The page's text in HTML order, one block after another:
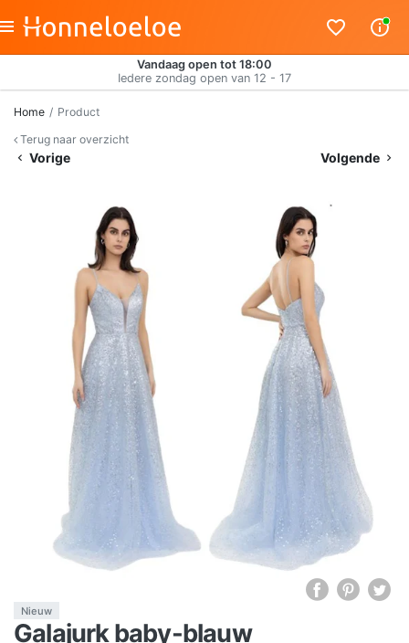
Vandaag open tot 18:00
Iedere zondag open van 12 - 17
Home
Product
Terug naar overzicht
Vorige Volgende
Nieuw
Galajurk baby-blauw